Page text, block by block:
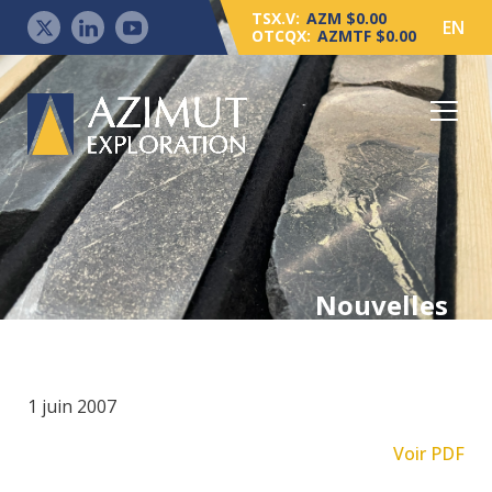
TSX.V: AZM $0.00
OTCQX: AZMTF $0.00 EN
Nouvelles
1 juin 2007
Voir PDF